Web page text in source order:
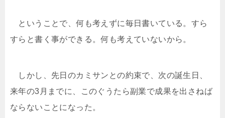
ということで、何も考えずに毎日書いている。すら
すらと書く事ができる。何も考えていないから。
しかし、先日のカミサンとの約束で、次の誕生日、
来年の3月までに、このぐうたら副業で成果を出さねば
ならないことになった。